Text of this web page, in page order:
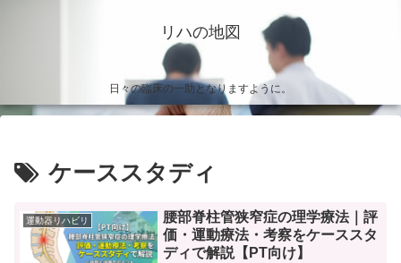
リハの地図
日々の臨床の一助となりますように。
ケーススタディ
運動器リハビリ
腰部脊柱管狭窄症の理学療法｜評
価・運動療法・考察をケーススタ
ディで解説【PT向け】